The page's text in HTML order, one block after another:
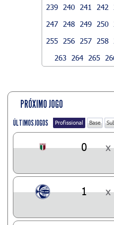
239
240 241 242
247
248 249 250
255
256 257 258
263
264 265
PRÓXIMO JOGO
ÚLTIMOS JOGOS Profissional Base
0 x
1 x